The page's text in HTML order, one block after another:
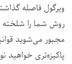
ویرگول فاصله
روش شما را شلخته
مجبور می‌شوید
پاکیزه‌تری خواهید